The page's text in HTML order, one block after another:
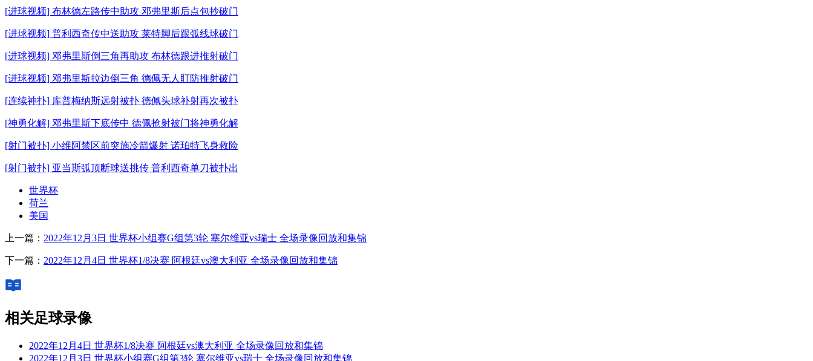
[进球视频] 布林德左路传中助攻 邓弗里斯后点包抄破门
[进球视频] 普利西奇传中送助攻 莱特脚后跟弧线球破门
[进球视频] 邓弗里斯倒三角再助攻 布林德跟进推射破门
[进球视频] 邓弗里斯拉边倒三角 德佩无人盯防推射破门
[连续神扑] 库普梅纳斯远射被扑 德佩头球补射再次被扑
[神勇化解] 邓弗里斯下底传中 德佩抢射被门将神勇化解
[射门被扑] 小维阿禁区前突施冷箭爆射 诺珀特飞身救险
[射门被扑] 亚当斯弧顶断球送挑传 普利西奇单刀被扑出
世界杯
荷兰
美国
上一篇： 2022年12月3日 世界杯小组赛G组第3轮 塞尔维亚vs瑞士 全场录像回放和集锦
下一篇： 2022年12月4日 世界杯1/8决赛 阿根廷vs澳大利亚 全场录像回放和集锦
相关足球录像
2022年12月4日 世界杯1/8决赛 阿根廷vs澳大利亚 全场录像回放和集锦
2022年12月3日 世界杯小组赛G组第3轮 塞尔维亚vs瑞士 全场录像回放和集锦